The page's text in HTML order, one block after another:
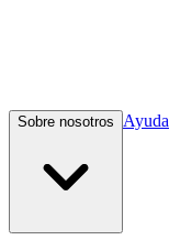
Sobre nosotros Ayuda